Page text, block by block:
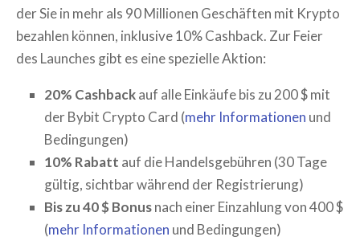
der Sie in mehr als 90 Millionen Geschäften mit Krypto
bezahlen können, inklusive 10% Cashback. Zur Feier
des Launches gibt es eine spezielle Aktion:
20% Cashbackauf alle Einkäufe bis zu 200 $ mit
der Bybit Crypto Card (mehr Informationen und
Bedingungen)
10% Rabatt auf die Handelsgebühren (30 Tage
gültig, sichtbar während der Registrierung)
Bis zu 40 $ Bonusnach einer Einzahlung von 400 $
(mehr Informationen und Bedingungen)